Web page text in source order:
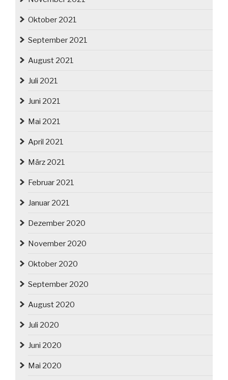
Oktober 2021
September 2021
August 2021
Juli 2021
Juni 2021
Mai 2021
April 2021
März 2021
Februar 2021
Januar 2021
Dezember 2020
November 2020
Oktober 2020
September 2020
August 2020
Juli 2020
Juni 2020
Mai 2020